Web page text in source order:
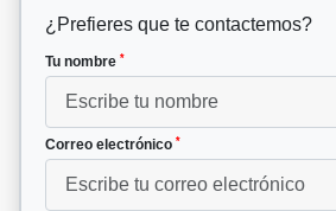
¿Prefieres que te contactemos?
Tu nombre *
Correo electrónico *